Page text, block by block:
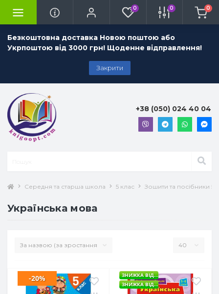
Безкоштовна доставка Новою поштою або
Укрпоштою від 3000 грн! Щоденне відправлення!
Закрити
0 0 0
+38 (050) 024 40 04
Середня та старша школа 5 клас Зошити та посібники 5
Українська мова
-20%
ЗНИЖКА ВІД...
ЗНИЖКА ВІД...